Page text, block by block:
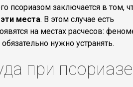
псориазом заключается в том,
места. В этом случае есть
на местах расчесов:
нужно устранять.
при псориазе